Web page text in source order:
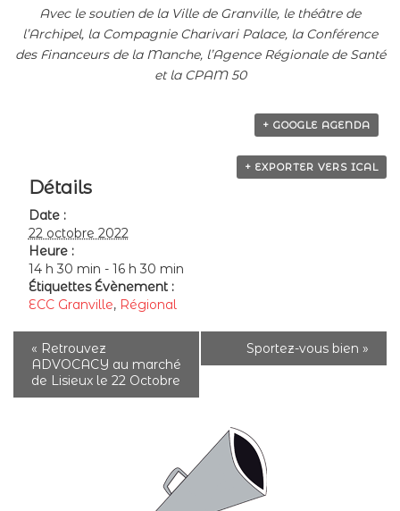
Avec le soutien de la Ville de Granville, le théâtre de
l’Archipel, la Compagnie Charivari Palace, la Conférence
des Financeurs de la Manche, l’Agence Régionale de Santé
et la CPAM 50
+ GOOGLE AGENDA
+ EXPORTER VERS ICAL
Détails
Date :
22 octobre 2022
Heure :
14 h 30 min - 16 h 30 min
Étiquettes Évènement :
ECC Granville, Régional
« Retrouvez
ADVOCACY au marché
de Lisieux le 22 Octobre
Sportez-vous bien »